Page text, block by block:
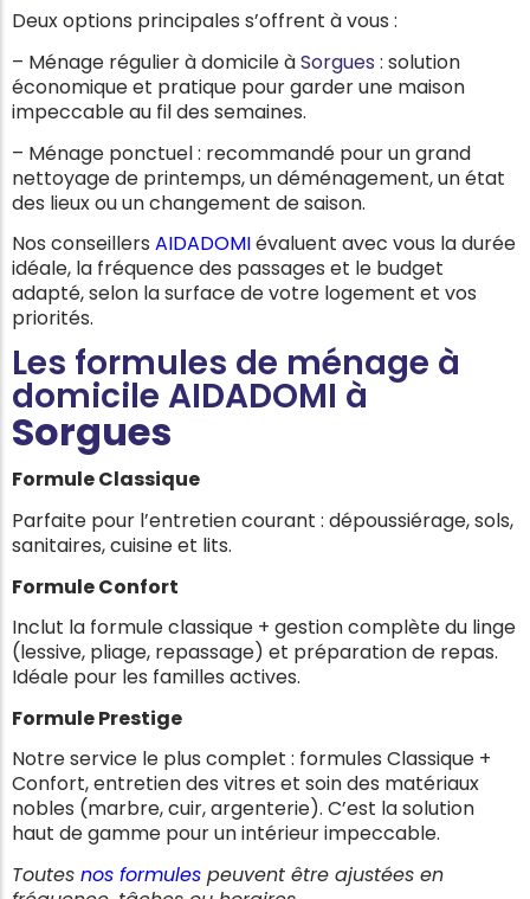
Deux options principales s’offrent à vous :
– Ménage régulier à domicile àSorgues : solution
économique et pratique pour garder une maison
impeccable au fil des semaines.
– Ménage ponctuel : recommandé pour un grand
nettoyage de printemps, un déménagement, un état
des lieux ou un changement de saison.
Nos conseillers AIDADOMIévaluent avec vous la durée
idéale, la fréquence des passages et le budget
adapté, selon la surface de votre logement et vos
priorités.
Les formules de ménage à
domicile AIDADOMI à
Sorgues
Formule Classique
Parfaite pour l’entretien courant : dépoussiérage, sols,
sanitaires, cuisine et lits.
Formule Confort
Inclut la formule classique + gestion complète du linge
(lessive, pliage, repassage) et préparation de repas.
Idéale pour les familles actives.
Formule Prestige
Notre service le plus complet : formules Classique +
Confort, entretien des vitres et soin des matériaux
nobles (marbre, cuir, argenterie). C’est la solution
haut de gamme pour un intérieur impeccable.
Toutes nos formules peuvent être ajustées en